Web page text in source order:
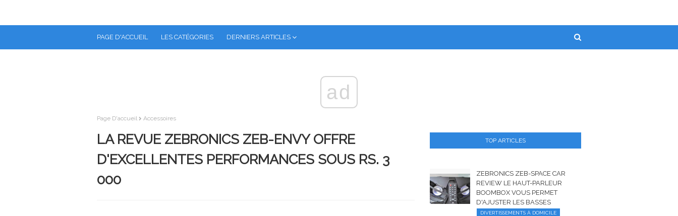
PAGE D'ACCUEIL LES CATÉGORIES DERNIERS ARTICLES
ad
Page D'accueil Accessoires
LA REVUE ZEBRONICS ZEB-ENVY OFFRE
D'EXCELLENTES PERFORMANCES SOUS RS. 3
000
TOP ARTICLES
ZEBRONICS ZEB-SPACE CAR
REVIEW LE HAUT-PARLEUR
BOOMBOX VOUS PERMET
D'AJUSTER LES BASSES
DIVERTISSEMENTS À DOMICILE